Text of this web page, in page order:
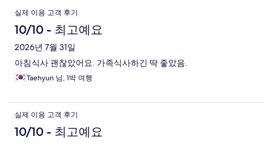
이
용
후
기
실제 이용 고객 후기
10/10 - 최고예요
2026년 7월 31일
아침식사 괜찮았어요. 가족식사하긴 딱 좋았음.
Taehyun 님, 1박 여행
실제 이용 고객 후기
10/10 - 최고예요